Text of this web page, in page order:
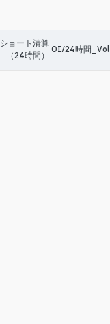
ショート清算
（24時間）
OI/24時間_Vol